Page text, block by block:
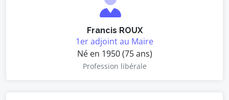
Francis ROUX
1er adjoint au Maire
Né en 1950 (75 ans)
Profession libérale